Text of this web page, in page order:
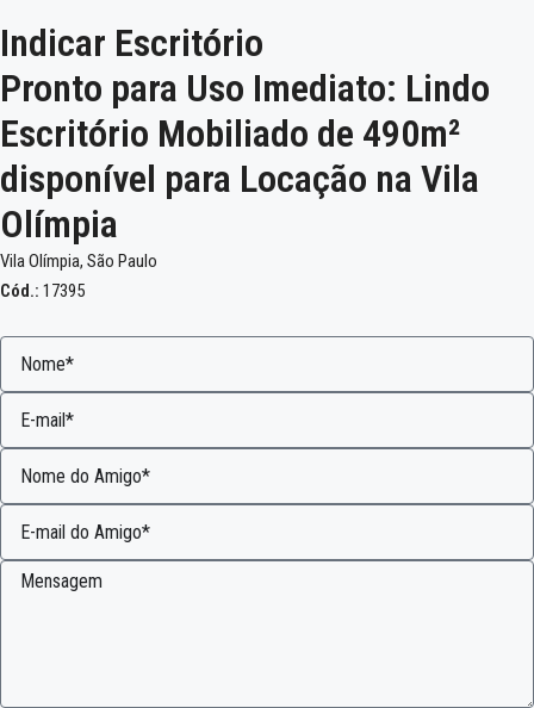
Indicar Escritório
Pronto para Uso Imediato: Lindo
Escritório Mobiliado de 490m²
disponível para Locação na Vila
Olímpia
Vila Olímpia, São Paulo
Cód.: 17395